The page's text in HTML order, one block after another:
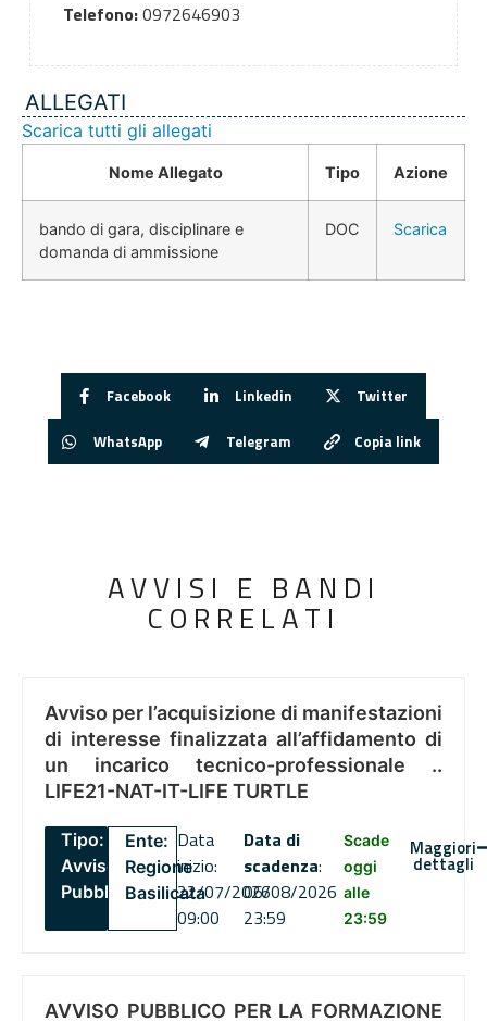
Telefono:0972646903
ALLEGATI
Scarica tutti gli allegati
Nome Allegato Tipo Azione
bando di gara, disciplinare e
domanda di ammissione
DOC Scarica
Facebook Linkedin Twitter
WhatsApp Telegram Copia link
AVVISI E BANDI
CORRELATI
Avviso per l’acquisizione di manifestazioni
di interesse finalizzata all’affidamento di
un incarico tecnico-professionale ..
LIFE21-NAT-IT-LIFE TURTLE
Tipo:
Avviso
Pubblico
Ente:
Regione
Basilicata
Data
inizio:
22/07/2026
09:00
Data di
scadenza:
06/08/2026
23:59
Scade
oggi
alle
23:59
Maggiori
dettagli
AVVISO PUBBLICO PER LA FORMAZIONE